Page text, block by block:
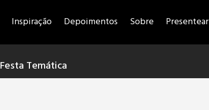
Inspiração Depoimentos Sobre Presentear
Festa Temática